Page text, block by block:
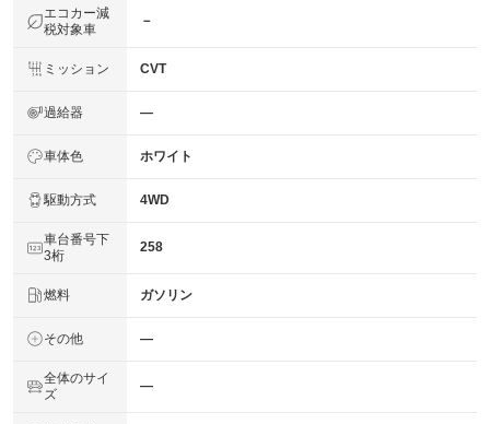
エコカー減
税対象車
－
ミッション CVT
過給器 ―
車体色 ホワイト
駆動方式 4WD
車台番号下
3桁
258
燃料 ガソリン
その他 ―
全体のサイ
ズ
―